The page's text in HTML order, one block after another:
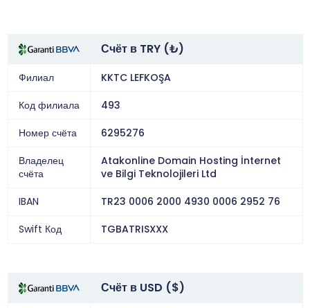
Счёт в TRY (₺)
Филиал
KKTC LEFKOŞA
Код филиала
493
Номер счёта
6295276
Владелец
счёта
Atakonline Domain Hosting İnternet
ve Bilgi Teknolojileri Ltd
IBAN
TR23 0006 2000 4930 0006 2952 76
Swift Код
TGBATRISXXX
Счёт в USD ($)